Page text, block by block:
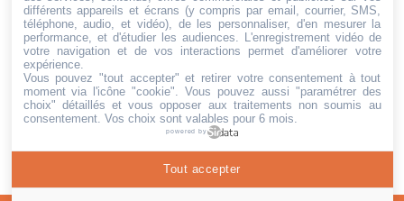
Conditions de
retour et de
remboursement
Droit de
rétractation
différents appareils et écrans (y compris par email, courrier, SMS,
téléphone, audio, et vidéo), de les personnaliser, d'en mesurer la
performance, et d'étudier les audiences. L'enregistrement vidéo de
votre navigation et de vos interactions permet d'améliorer votre
expérience.
Vous pouvez "tout accepter" et retirer votre consentement à tout
moment via l'icône "cookie" . Vous pouvez aussi "paramétrer des
choix" détaillés et vous opposer aux traitements non soumis au
consentement. Vos choix sont valables pour 6 mois.
powered by
Tout accepter